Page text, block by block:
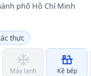
phố Hồ Chí Minh
thực
ac_unit
Máy lạnh
countertops
Kệ bếp